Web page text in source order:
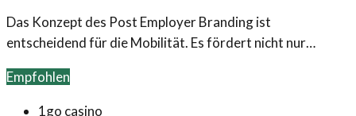
Das Konzept des Post Employer Branding ist
entscheidend für die Mobilität. Es fördert nicht nur
Beziehungen zu Mitarbeitenden.
Empfohlen
1go casino